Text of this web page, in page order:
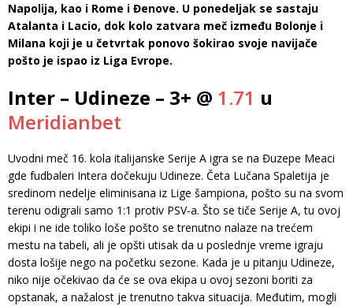
Napolija, kao i Rome i Đenove. U ponedeljak se sastaju
Atalanta i Lacio, dok kolo zatvara meč između Bolonje i
Milana koji je u četvrtak ponovo šokirao svoje navijače
pošto je ispao iz Liga Evrope.
Inter – Udineze – 3+ @ 1.71 u
Meridianbet
Uvodni meč 16. kola italijanske Serije A igra se na Đuzepe Meaci
gde fudbaleri Intera dočekuju Udineze. Četa Lučana Spaletija je
sredinom nedelje eliminisana iz Lige šampiona, pošto su na svom
terenu odigrali samo 1:1 protiv PSV-a. Što se tiče Serije A, tu ovoj
ekipi i ne ide toliko loše pošto se trenutno nalaze na trećem
mestu na tabeli, ali je opšti utisak da u poslednje vreme igraju
dosta lošije nego na početku sezone. Kada je u pitanju Udineze,
niko nije očekivao da će se ova ekipa u ovoj sezoni boriti za
opstanak, a nažalost je trenutno takva situacija. Međutim, mogli